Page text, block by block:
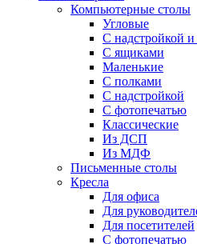
Компьютерные столы
Угловые
С надстройкой
С ящиками
Маленькие
С полками
С надстройкой
С фотопечатью
Классические
Из ДСП
Из МДФ
Письменные столы
Кресла
Для офиса
Для
Для посетителей
С фотопечатью